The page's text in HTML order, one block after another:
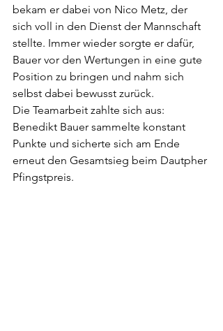
bekam er dabei von Nico Metz, der
sich voll in den Dienst der Mannschaft
stellte. Immer wieder sorgte er dafür,
Bauer vor den Wertungen in eine gute
Position zu bringen und nahm sich
selbst dabei bewusst zurück.
Die Teamarbeit zahlte sich aus:
Benedikt Bauer sammelte konstant
Punkte und sicherte sich am Ende
erneut den Gesamtsieg beim Dautpher
Pfingstpreis.